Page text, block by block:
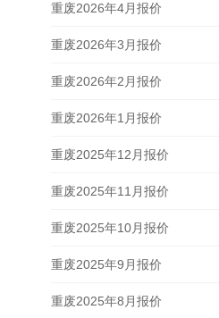
重废2026年4月报价
重废2026年3月报价
重废2026年2月报价
重废2026年1月报价
重废2025年12月报价
重废2025年11月报价
重废2025年10月报价
重废2025年9月报价
重废2025年8月报价